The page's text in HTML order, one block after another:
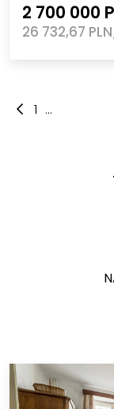
2 700 000
26 732,67
1 ...